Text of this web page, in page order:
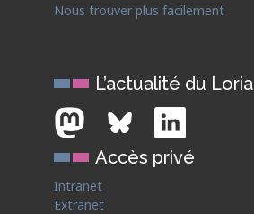
Nous trouver plus facilement
L’actualité du Loria
Accès privé
Intranet
Extranet